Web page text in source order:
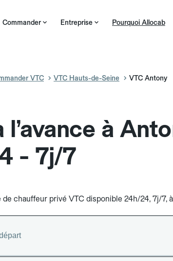
Commander Entreprise Pourquoi Allocab
VTC VTC Hauts-de-Seine VTC Antony
l’avance à
- 7j/7
chauffeur privé VTC disponible 24h/24, 7j/7,